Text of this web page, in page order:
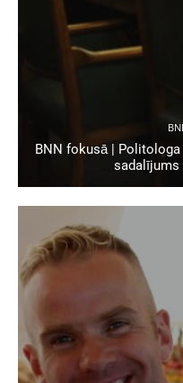
BNN fokusā |
sadalījums